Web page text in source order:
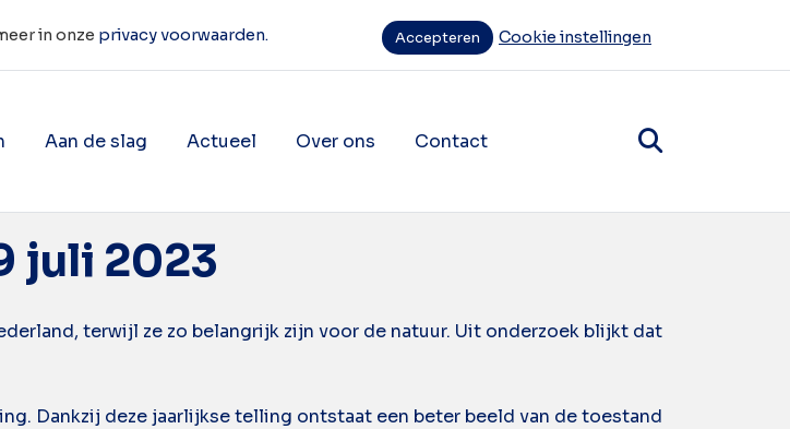
in onze privacy voorwaarden. Accepteren Cookie instellingen
Aan de slag
Actueel
Over ons Contact
juli 2023
terwijl ze zo belangrijk zijn voor de natuur. Uit onderzoek blijkt dat
Dankzij deze jaarlijkse telling ontstaat een beter beeld van de toestand